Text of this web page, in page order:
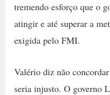
tremendo esforço que o
atingir e até superar a
exigida pelo FMI.
Valério diz não
seria injusto. O governo